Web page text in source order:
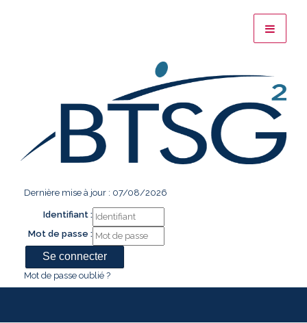
Dernière mise à jour : 07/08/2026
Identifiant :
Mot de passe :
Mot de passe oublié ?